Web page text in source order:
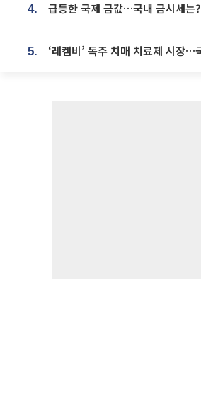
4. 급등한 국제 금값…국내 금시세는?
5.